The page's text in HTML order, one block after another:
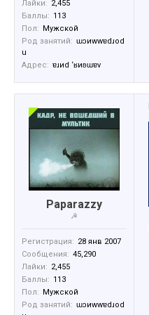
Лайки: 2,455
Баллы: 113
Пол:
Мужской
Род занятий: ɯɔиwwɐdɹоd
u
Адрес: ɐɹиd ‘ʁиʚɯɐv
Paparazzy
☭
Регистрация: 28 янв 2007
Сообщения: 45,290
Лайки: 2,455
Баллы: 113
Пол: Мужской
Род занятий: ɯɔиwwɐdɹоd